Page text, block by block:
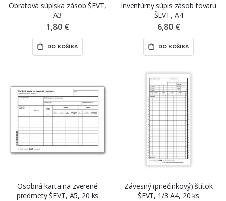
Obratová súpiska zásob ŠEVT,
A3
1,80 €
DO KOŠÍKA
Inventúrny súpis zásob tovaru
ŠEVT, A4
6,80 €
DO KOŠÍKA
Osobná karta na zverené
predmety ŠEVT, A5, 20 ks
Závesný (priečinkový) štítok
ŠEVT, 1/3 A4, 20 ks